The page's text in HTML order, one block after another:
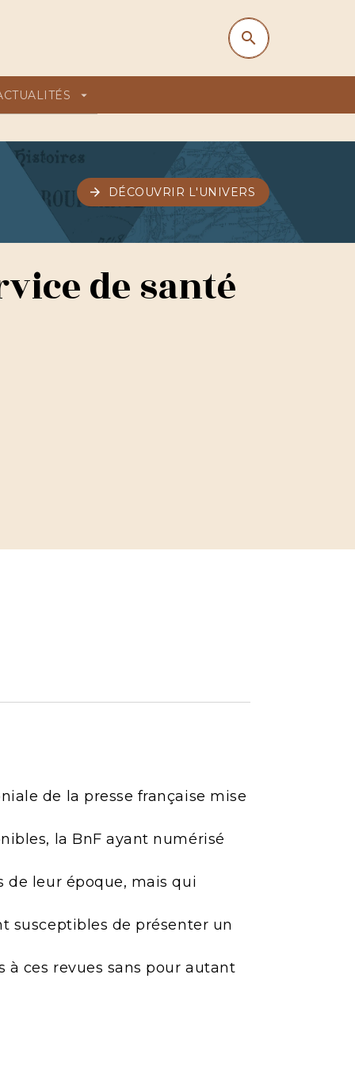
search
arrow_drop_down
search
arrow_forward DÉCOUVRIR L'UNIVERS
de santé
de la presse française mise
la BnF ayant numérisé
de leur époque, mais qui
susceptibles de présenter un
ces revues sans pour autant